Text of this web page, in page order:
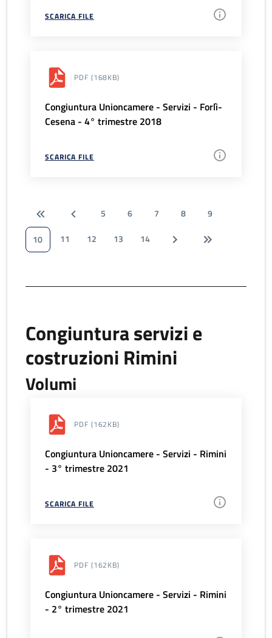
SCARICA FILE
PDF (168KB)
Congiuntura Unioncamere - Servizi - Forlì-
Cesena - 4° trimestre 2018
SCARICA FILE
5 6 7 8
9
10
11 12 13 14
Congiuntura servizi e
costruzioni Rimini
Volumi
PDF (162KB)
Congiuntura Unioncamere - Servizi - Rimini
- 3° trimestre 2021
SCARICA FILE
PDF (162KB)
Congiuntura Unioncamere - Servizi - Rimini
- 2° trimestre 2021